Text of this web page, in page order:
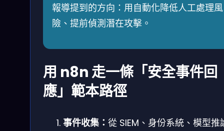
報導提到的方向：用自動化降低人工處理風
險、提前偵測潛在攻擊。
用 n8n 走一條「安全事件回
應」範本路徑
事件收集： 從 SIEM、身份系統、模型推